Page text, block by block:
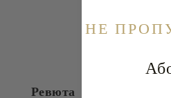
Ревюта
НE